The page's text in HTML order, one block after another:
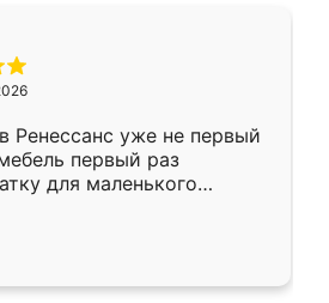
Ренессанс уже не первый
первый раз
для маленького
рождении ,во второй раз
По качеству очень
быстрая,